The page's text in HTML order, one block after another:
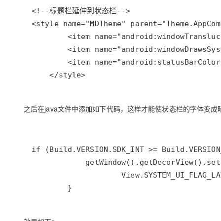
<!--标题栏延伸到状态栏-->
    </style>
之后在java文件中添加如下代码，这样才能使状态栏的字体变成
        }